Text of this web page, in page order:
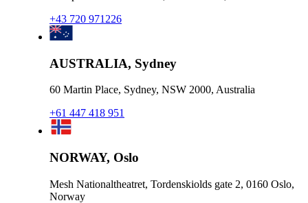
+43 720 971226
AUSTRALIA, Sydney
60 Martin Place, Sydney, NSW 2000, Australia
+61 447 418 951
NORWAY, Oslo
Mesh Nationaltheatret, Tordenskiolds gate 2, 0160 Oslo,
Norway